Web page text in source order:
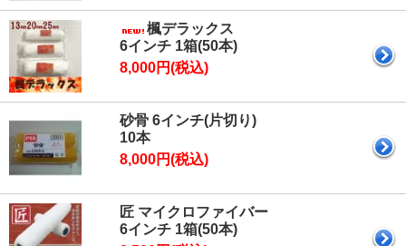
楓デラックス
6インチ 1箱(50本)
8,000円(税込)
砂骨 6インチ(片切り)
10本
8,000円(税込)
匠 マイクロファイバー
6インチ 1箱(50本)